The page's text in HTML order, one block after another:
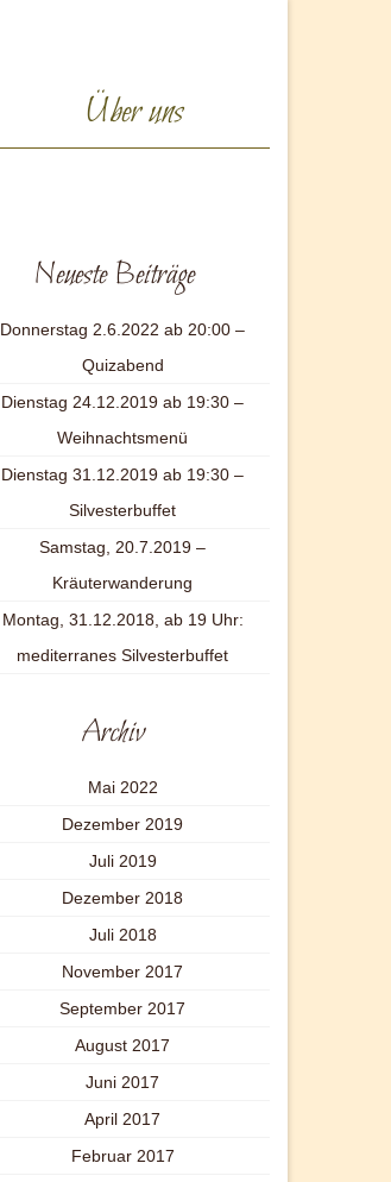
Über uns
Neueste Beiträge
Donnerstag 2.6.2022 ab 20:00 –
Quizabend
Dienstag 24.12.2019 ab 19:30 –
Weihnachtsmenü
Dienstag 31.12.2019 ab 19:30 –
Silvesterbuffet
Samstag, 20.7.2019 –
Kräuterwanderung
Montag, 31.12.2018, ab 19 Uhr:
mediterranes Silvesterbuffet
Archiv
Mai 2022
Dezember 2019
Juli 2019
Dezember 2018
Juli 2018
November 2017
September 2017
August 2017
Juni 2017
April 2017
Februar 2017